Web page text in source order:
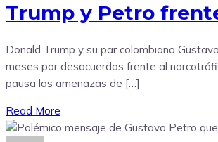
Trump y Petro
Donald Trump y su par colombiano
meses por desacuerdos frente al
pausa las amenazas de […]
Read More